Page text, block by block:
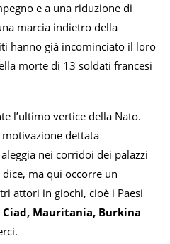
e a una riduzione di
marcia indietro della
hanno già incominciato il loro
morte di 13 soldati francesi
l’ultimo vertice della Nato.
dettata
nei corridoi dei palazzi
ma qui occorre un
attori in giochi, cioè i Paesi
Ciad, Mauritania, Burkina